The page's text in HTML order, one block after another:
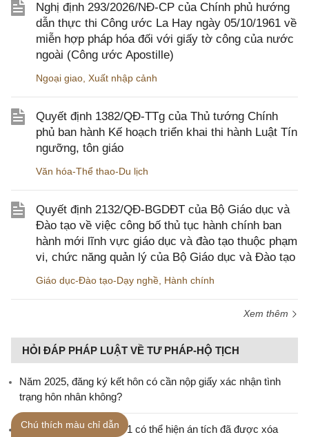
Nghị định 293/2026/NĐ-CP của Chính phủ hướng
dẫn thực thi Công ước La Hay ngày 05/10/1961 về
miễn hợp pháp hóa đối với giấy tờ công của nước
ngoài (Công ước Apostille)
Ngoại giao Xuất nhập cảnh
Quyết định 1382/QĐ-TTg của Thủ tướng Chính
phủ ban hành Kế hoạch triển khai thi hành Luật Tín
ngưỡng, tôn giáo
Văn hóa-Thể thao-Du lịch
Quyết định 2132/QĐ-BGDĐT của Bộ Giáo dục và
Đào tạo về việc công bố thủ tục hành chính ban
hành mới lĩnh vực giáo dục và đào tạo thuộc phạm
vi, chức năng quản lý của Bộ Giáo dục và Đào tạo
Giáo dục-Đào tạo-Dạy nghề Hành chính
Xem thêm
HỎI ĐÁP PHÁP LUẬT VỀ TƯ PHÁP-HỘ TỊCH
Năm 2025, đăng ký kết hôn có cần nộp giấy xác nhận tình
trạng hôn nhân không?
Phiếu lý lịch tư pháp số 1 có thể hiện án tích đã được xóa
Chú thích màu chỉ dẫn